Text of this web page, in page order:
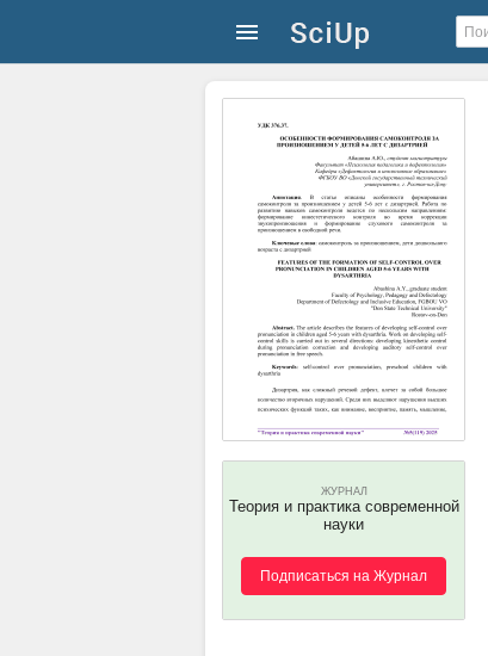
ЖУРНАЛ
Теория и практика современной
науки
Подписаться на Журнал